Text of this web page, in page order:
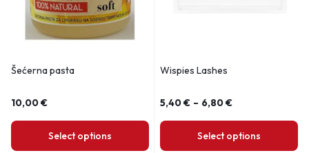
Šećerna pasta
10,00€
Select options
Wispies Lashes
5,40€ – 6,80€
Select options